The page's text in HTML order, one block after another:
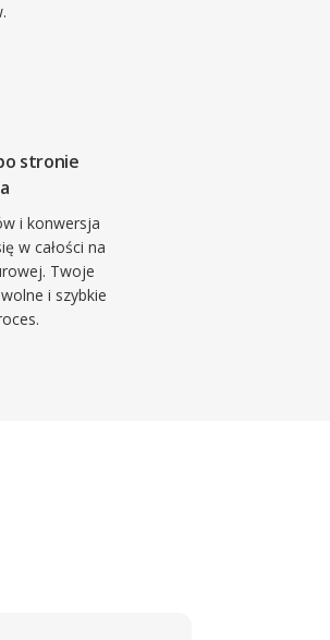
stronie
i konwersja
w całości na
Twoje
i szybkie